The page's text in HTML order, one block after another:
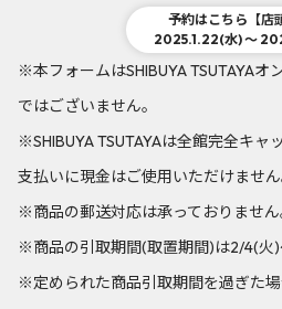
予約はこちら【店
2025.1.22(水) ～
※本フォームはSHIBUYA TSUTAYAオ
ではございません。
※SHIBUYA TSUTAYAは全館完全キャ
支払いに現金はご使用いただけません
※商品の郵送対応は承っておりません
※商品の引取期間(取置期間)は2/4(火)
※定められた商品引取期間を過ぎた